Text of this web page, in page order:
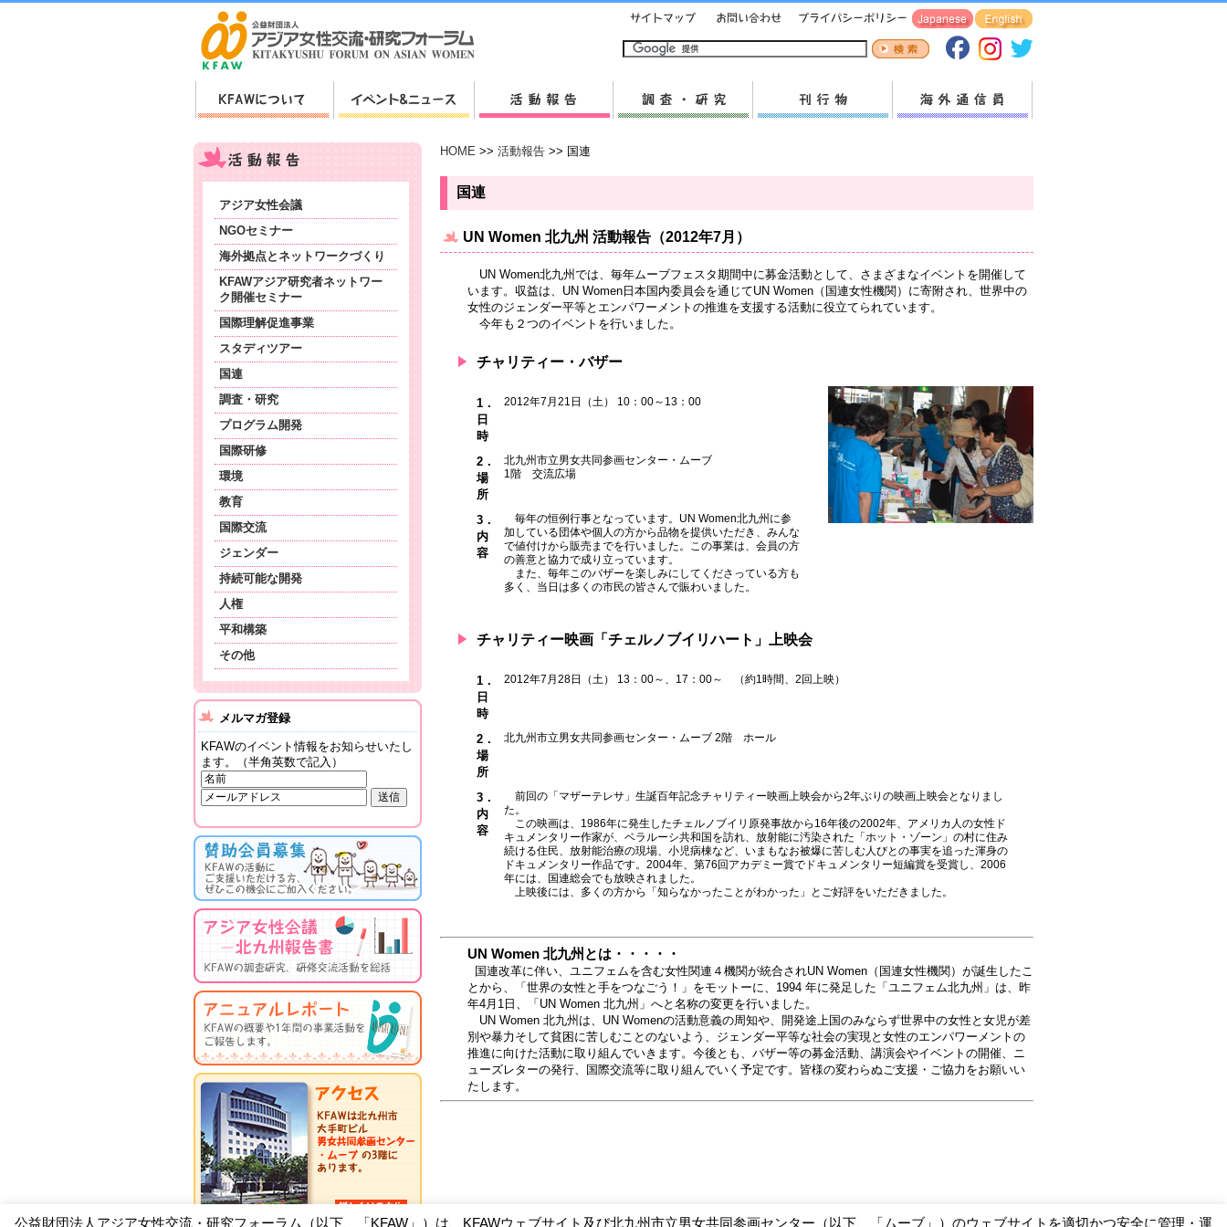
HOME >> 活動報告 >> 国連
国連
UN Women 北九州 活動報告（2012年7月）
UN Women北九州では、毎年ムーブフェスタ期間中に募金活動として、さまざまなイベントを開催して
います。収益は、UN Women日本国内委員会を通じてUN Women（国連女性機関）に寄附され、世界中の
女性のジェンダー平等とエンパワーメントの推進を支援する活動に役立てられています。
今年も２つのイベントを行いました。
チャリティー・バザー
1．
日
時
2012年7月21日（土） 10：00～13：00
2．
場
所
北九州市立男女共同参画センター・ムーブ
1階 交流広場
3．
内
容
毎年の恒例行事となっています。UN Women北九州に参
加している団体や個人の方から品物を提供いただき、みんな
で値付けから販売までを行いました。この事業は、会員の方
の善意と協力で成り立っています。
また、毎年このバザーを楽しみにしてくださっている方も
多く、当日は多くの市民の皆さんで賑わいました。
チャリティー映画「チェルノブイリハート」上映会
1．
日
時
2012年7月28日（土） 13：00～、17：00～ （約1時間、2回上映）
2．
場
所
北九州市立男女共同参画センター・ムーブ 2階 ホール
3．
内
容
前回の「マザーテレサ」生誕百年記念チャリティー映画上映会から2年ぶりの映画上映会となりまし
た。
この映画は、1986年に発生したチェルノブイリ原発事故から16年後の2002年、アメリカ人の女性ド
キュメンタリー作家が、ベラルーシ共和国を訪れ、放射能に汚染された「ホット・ゾーン」の村に住み
続ける住民、放射能治療の現場、小児病棟など、いまもなお被爆に苦しむ人びとの事実を追った渾身の
ドキュメンタリー作品です。2004年、第76回アカデミー賞でドキュメンタリー短編賞を受賞し、2006
年には、国連総会でも放映されました。
上映後には、多くの方から「知らなかったことがわかった」とご好評をいただきました。
UN Women 北九州とは・・・・・
国連改革に伴い、ユニフェムを含む女性関連４機関が統合されUN Women（国連女性機関）が誕生したこ
とから、「世界の女性と手をつなごう！」をモットーに、1994 年に発足した「ユニフェム北九州」は、昨
年4月1日、「UN Women 北九州」へと名称の変更を行いました。
UN Women 北九州は、UN Womenの活動意義の周知や、開発途上国のみならず世界中の女性と女児が差
別や暴力そして貧困に苦しむことのないよう、ジェンダー平等な社会の実現と女性のエンパワーメントの
推進に向けた活動に取り組んでいきます。今後とも、バザー等の募金活動、講演会やイベントの開催、ニ
ューズレターの発行、国際交流等に取り組んでいく予定です。皆様の変わらぬご支援・ご協力をお願いい
たします。
アジア女性会議
NGOセミナー
海外拠点とネットワークづくり
KFAWアジア研究者ネットワー
ク開催セミナー
国際理解促進事業
スタディツアー
国連
調査・研究
プログラム開発
国際研修
環境
教育
国際交流
ジェンダー
持続可能な開発
人権
平和構築
その他
メルマガ登録
KFAWのイベント情報をお知らせいたし
ます。（半角英数で記入）
公益財団法人アジア女性交流・研究フォーラム（以下、「KFAW」）は、KFAWウェブサイト及び北九州市立男女共同参画センター（以下、「ムーブ」）のウェブサイトを適切かつ安全に管理・運